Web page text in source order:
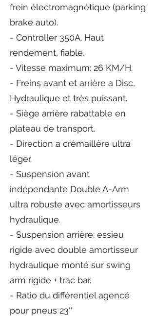
frein électromagnétique (parking
brake auto).
- Controller 350A. Haut
rendement, fiable.
- Vitesse maximum: 26 KM/H.
- Freins avant et arrière a Disc,
Hydraulique et très puissant.
- Siège arrière rabattable en
plateau de transport.
- Direction a crémaillère ultra
léger.
- Suspension avant
indépendante Double A-Arm
ultra robuste avec amortisseurs
hydraulique.
- Suspension arrière: essieu
rigide avec double amortisseur
hydraulique monté sur swing
arm rigide + trac bar.
- Ratio du différentiel agencé
pour pneus 23''